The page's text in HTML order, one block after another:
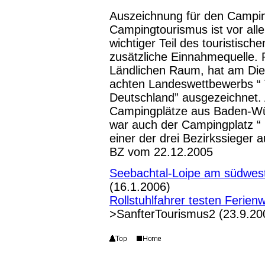
Auszeichnung für den
Campingtourismus ist vor
wichtiger Teil des
zusätzliche
Ländlichen Raum, hat am
achten Landeswettbewerbs
Deutschland”
Campingplätze aus Baden-
war auch der Campingplatz
einer der drei Bezirkssieger
BZ vom 22.12.2005
Seebachtal-Loipe am
(16.1.2006)
Rollstuhlfahrer testen
>SanfterTourismus2